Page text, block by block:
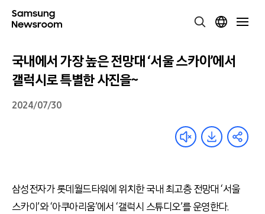
국내에서 가장 높은 전망대 ‘서울 스카이’에서
갤럭시로 특별한 사진을~
2024/07/30
삼성전자가 롯데월드타워에 위치한 국내 최고층 전망대 ‘서울
스카이’와 ‘아쿠아리움’에서 ‘갤럭시 스튜디오’를 운영한다.